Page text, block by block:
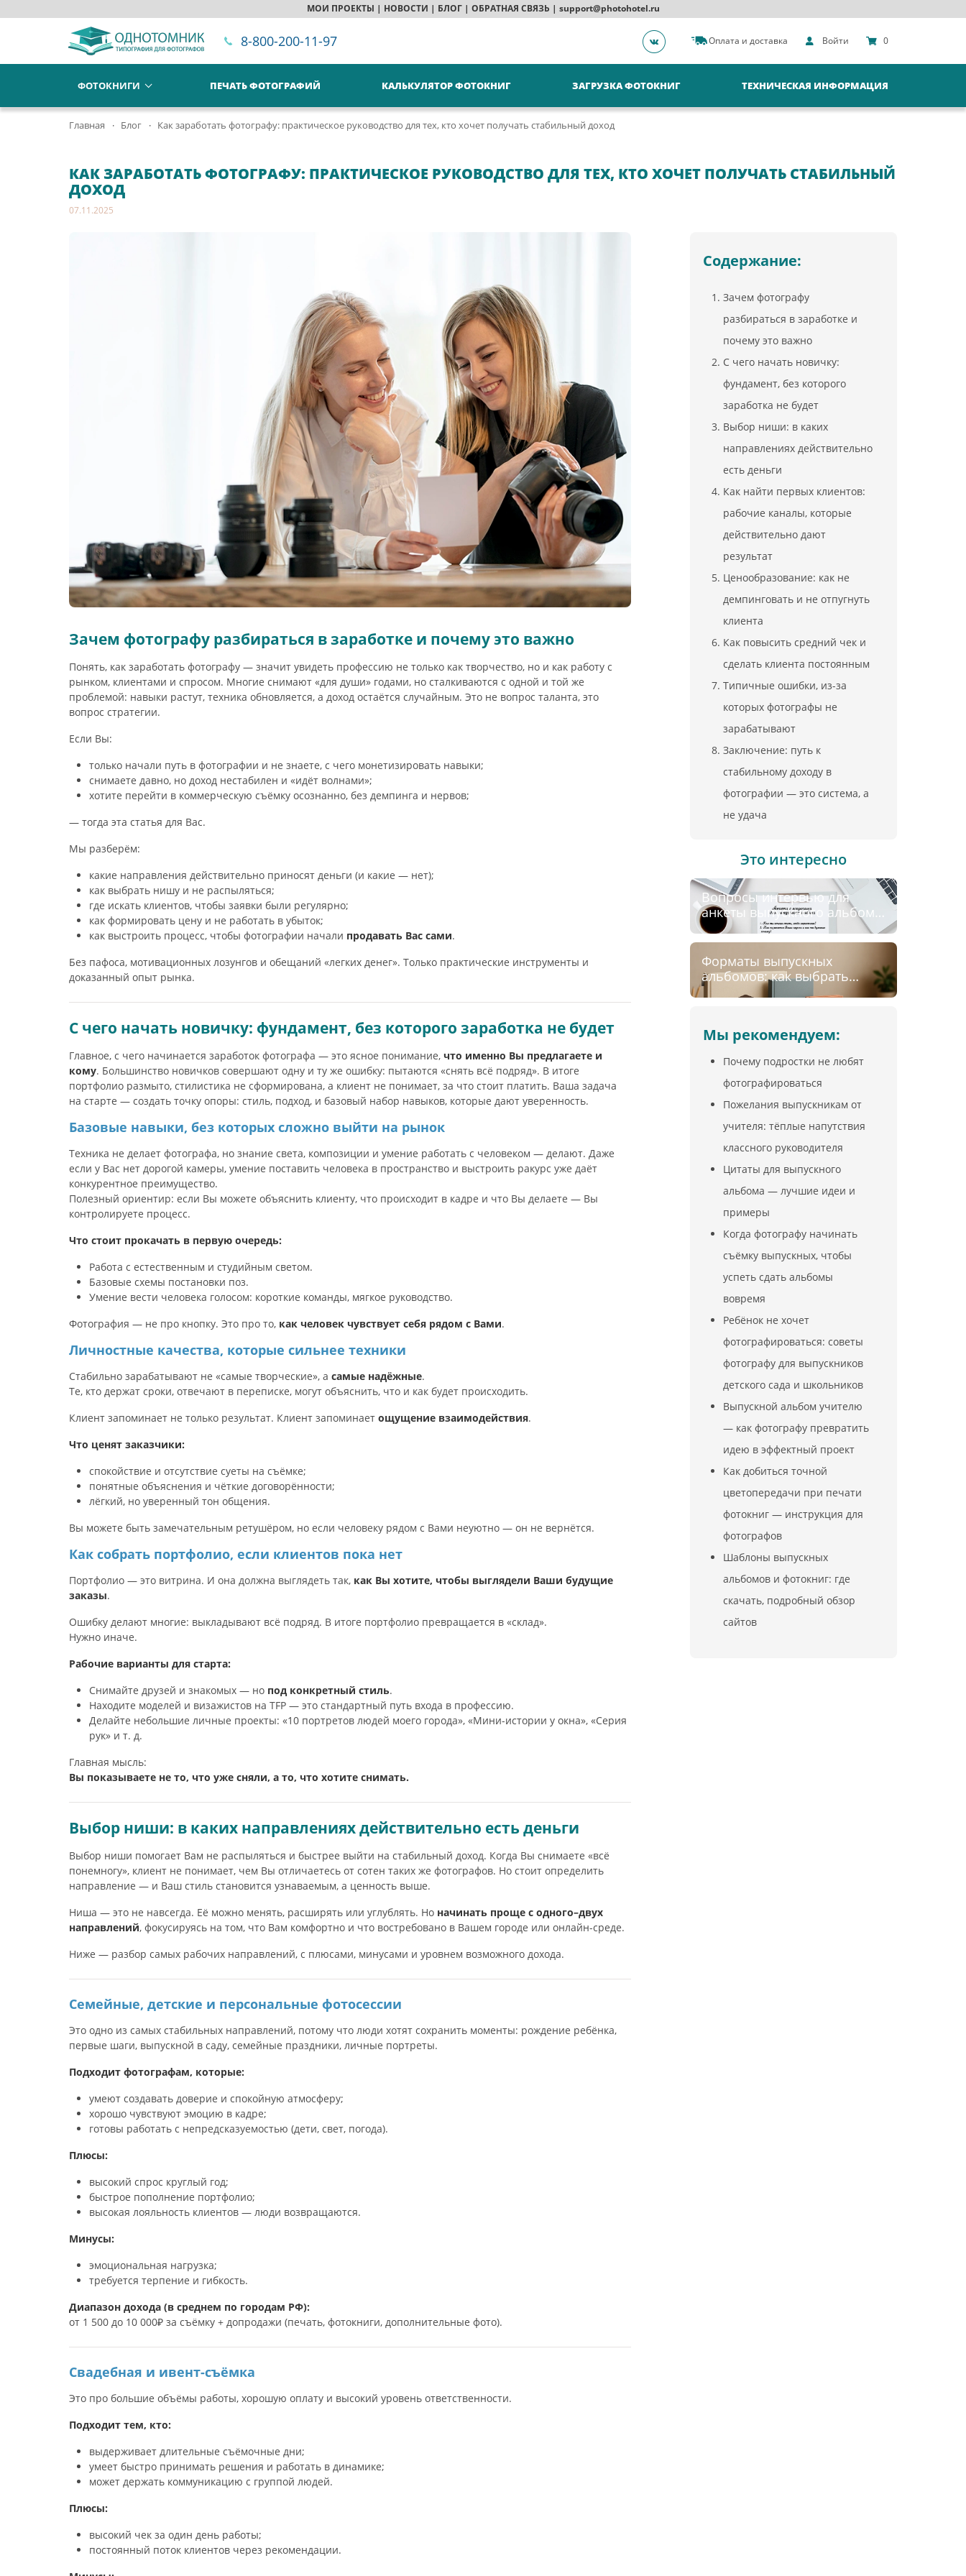
МОИ ПРОЕКТЫ | НОВОСТИ | БЛОГ| ОБРАТНАЯ СВЯЗЬ | support@photohotel.ru
8-800-200-11-97 Оплата и доставка Войти 0
ФОТОКНИГИ ПЕЧАТЬ ФОТОГРАФИЙ КАЛЬКУЛЯТОР ФОТОКНИГ ЗАГРУЗКА ФОТОКНИГ ТЕХНИЧЕСКАЯ ИНФОРМАЦИЯ
Главная Блог Как заработать фотографу: практическое руководство для тех, кто хочет получать стабильный доход
КАК ЗАРАБОТАТЬ ФОТОГРАФУ: ПРАКТИЧЕСКОЕ РУКОВОДСТВО ДЛЯ ТЕХ, КТО ХОЧЕТ ПОЛУЧАТЬ СТАБИЛЬНЫЙ
ДОХОД
07.11.2025
Зачем фотографу разбираться в заработке и почему это важно
Понять, как заработать фотографу — значит увидеть профессию не только как творчество, но и как работу с
рынком, клиентами и спросом. Многие снимают «для души» годами, но сталкиваются с одной и той же
проблемой: навыки растут, техника обновляется, а доход остаётся случайным. Это не вопрос таланта, это
вопрос стратегии.
Если Вы:
только начали путь в фотографии и не знаете, с чего монетизировать навыки;
снимаете давно, но доход нестабилен и «идёт волнами»;
хотите перейти в коммерческую съёмку осознанно, без демпинга и нервов;
— тогда эта статья для Вас.
Мы разберём:
какие направления действительно приносят деньги (и какие — нет);
как выбрать нишу и не распыляться;
где искать клиентов, чтобы заявки были регулярно;
как формировать цену и не работать в убыток;
как выстроить процесс, чтобы фотографии начали продавать Вас сами.
Без пафоса, мотивационных лозунгов и обещаний «легких денег». Только практические инструменты и
доказанный опыт рынка.
С чего начать новичку: фундамент, без которого заработка не будет
Главное, с чего начинается заработок фотографа — это ясное понимание, что именно Вы предлагаете и
кому. Большинство новичков совершают одну и ту же ошибку: пытаются «снять всё подряд». В итоге
портфолио размыто, стилистика не сформирована, а клиент не понимает, за что стоит платить. Ваша задача
на старте — создать точку опоры: стиль, подход, и базовый набор навыков, которые дают уверенность.
Базовые навыки, без которых сложно выйти на рынок
Техника не делает фотографа, но знание света, композиции и умение работать с человеком — делают. Даже
если у Вас нет дорогой камеры, умение поставить человека в пространство и выстроить ракурс уже даёт
конкурентное преимущество.
Полезный ориентир: если Вы можете объяснить клиенту, что происходит в кадре и что Вы делаете — Вы
контролируете процесс.
Что стоит прокачать в первую очередь:
Работа с естественным и студийным светом.
Базовые схемы постановки поз.
Умение вести человека голосом: короткие команды, мягкое руководство.
Фотография — не про кнопку. Это про то, как человек чувствует себя рядом с Вами.
Личностные качества, которые сильнее техники
Стабильно зарабатывают не «самые творческие», а самые надёжные.
Те, кто держат сроки, отвечают в переписке, могут объяснить, что и как будет происходить.
Клиент запоминает не только результат. Клиент запоминает ощущение взаимодействия.
Что ценят заказчики:
спокойствие и отсутствие суеты на съёмке;
понятные объяснения и чёткие договорённости;
лёгкий, но уверенный тон общения.
Вы можете быть замечательным ретушёром, но если человеку рядом с Вами неуютно — он не вернётся.
Как собрать портфолио, если клиентов пока нет
Портфолио — это витрина. И она должна выглядеть так, как Вы хотите, чтобы выглядели Ваши будущие
заказы.
Ошибку делают многие: выкладывают всё подряд. В итоге портфолио превращается в «склад».
Нужно иначе.
Рабочие варианты для старта:
Снимайте друзей и знакомых — но под конкретный стиль.
Находите моделей и визажистов на TFP — это стандартный путь входа в профессию.
Делайте небольшие личные проекты: «10 портретов людей моего города», «Мини-истории у окна», «Серия
рук» и т. д.
Главная мысль:
Вы показываете не то, что уже сняли, а то, что хотите снимать.
Выбор ниши: в каких направлениях действительно есть деньги
Выбор ниши помогает Вам не распыляться и быстрее выйти на стабильный доход. Когда Вы снимаете «всё
понемногу», клиент не понимает, чем Вы отличаетесь от сотен таких же фотографов. Но стоит определить
направление — и Ваш стиль становится узнаваемым, а ценность выше.
Ниша — это не навсегда. Её можно менять, расширять или углублять. Но начинать проще с одного–двух
направлений, фокусируясь на том, что Вам комфортно и что востребовано в Вашем городе или онлайн-среде.
Ниже — разбор самых рабочих направлений, с плюсами, минусами и уровнем возможного дохода.
Семейные, детские и персональные фотосессии
Это одно из самых стабильных направлений, потому что люди хотят сохранить моменты: рождение ребёнка,
первые шаги, выпускной в саду, семейные праздники, личные портреты.
Подходит фотографам, которые:
умеют создавать доверие и спокойную атмосферу;
хорошо чувствуют эмоцию в кадре;
готовы работать с непредсказуемостью (дети, свет, погода).
Плюсы:
высокий спрос круглый год;
быстрое пополнение портфолио;
высокая лояльность клиентов — люди возвращаются.
Минусы:
эмоциональная нагрузка;
требуется терпение и гибкость.
Диапазон дохода (в среднем по городам РФ):
от 1 500 до 10 000₽ за съёмку + допродажи (печать, фотокниги, дополнительные фото).
Свадебная и ивент-съёмка
Это про большие объёмы работы, хорошую оплату и высокий уровень ответственности.
Подходит тем, кто:
выдерживает длительные съёмочные дни;
умеет быстро принимать решения и работать в динамике;
может держать коммуникацию с группой людей.
Плюсы:
высокий чек за один день работы;
постоянный поток клиентов через рекомендации.
Содержание:
Зачем фотографу
разбираться в заработке и
почему это важно
С чего начать новичку:
фундамент, без которого
заработка не будет
Выбор ниши: в каких
направлениях действительно
есть деньги
Как найти первых клиентов:
рабочие каналы, которые
действительно дают
результат
Ценообразование: как не
демпинговать и не отпугнуть
клиента
Как повысить средний чек и
сделать клиента постоянным
Типичные ошибки, из-за
которых фотографы не
зарабатывают
Заключение: путь к
стабильному доходу в
фотографии — это система, а
не удача
Это интересно
Вопросы интервью для
анкеты выпускного альбома:
идеи для детсадов и школы
Форматы выпускных
альбомов: как выбрать
оптимальный размер и
Мы рекомендуем:
Почему подростки не любят
фотографироваться
Пожелания выпускникам от
учителя: тёплые напутствия
классного руководителя
Цитаты для выпускного
альбома — лучшие идеи и
примеры
Когда фотографу начинать
съёмку выпускных, чтобы
успеть сдать альбомы
вовремя
Ребёнок не хочет
фотографироваться: советы
фотографу для выпускников
детского сада и школьников
Выпускной альбом учителю
— как фотографу превратить
идею в эффектный проект
Как добиться точной
цветопередачи при печати
фотокниг — инструкция для
фотографов
Шаблоны выпускных
альбомов и фотокниг: где
скачать, подробный обзор
сайтов